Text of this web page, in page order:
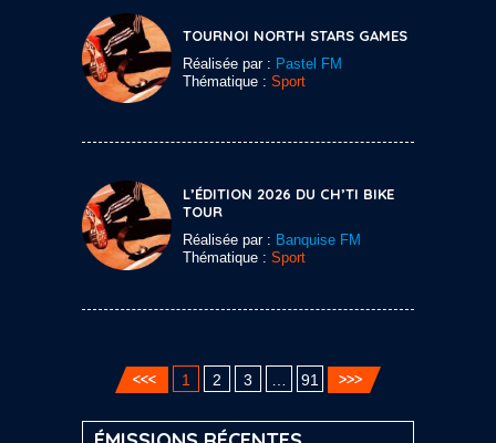
TOURNOI NORTH STARS GAMES
Réalisée par : Pastel FM
Thématique : Sport
L’ÉDITION 2026 DU CH’TI BIKE
TOUR
Réalisée par : Banquise FM
Thématique : Sport
1 2 3 91